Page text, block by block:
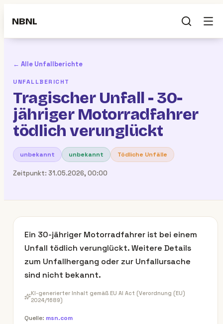
NBNL
← Alle Unfallberichte
UNFALLBERICHT
Tragischer Unfall - 30-
jähriger Motorradfahrer
tödlich verunglückt
unbekannt unbekannt Tödliche Unfälle
Zeitpunkt: 31.05.2026, 00:00
Ein 30-jähriger Motorradfahrer ist bei einem
Unfall tödlich verunglückt. Weitere Details
zum Unfallhergang oder zur Unfallursache
sind nicht bekannt.
KI-generierter Inhalt gemäß EU AI Act (Verordnung (EU)
2024/1689)
Quelle: msn.com